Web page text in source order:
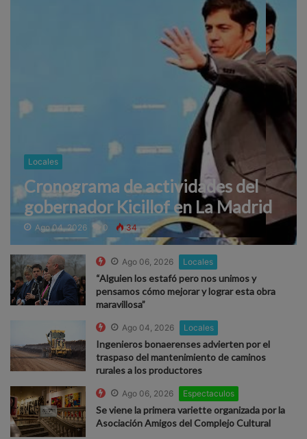
Locales
Cronograma de actividades del
gobernador Kicillof en La Madrid
Ago 04, 2026 0 34
Ago 06, 2026 Locales
“Alguien los estafó pero nos unimos y
pensamos cómo mejorar y lograr esta obra
maravillosa”
Ago 04, 2026 Locales
Ingenieros bonaerenses advierten por el
traspaso del mantenimiento de caminos
rurales a los productores
Ago 06, 2026 Espectaculos
Se viene la primera variette organizada por la
Asociación Amigos del Complejo Cultural